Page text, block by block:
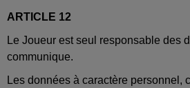
ARTICLE 12
Le Joueur est seul responsable des
communique.
Les données à caractère personnel,